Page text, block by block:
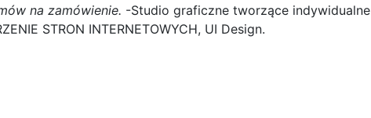
na zamówienie. -Studio graficzne tworzące indywidualne
STRON INTERNETOWYCH, UI Design.